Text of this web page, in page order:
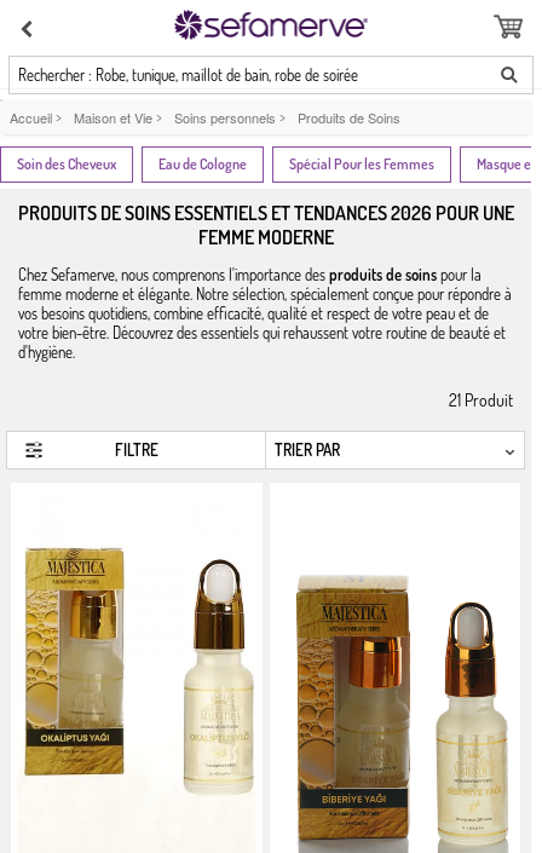
Rechercher : Robe, tunique, maillot de bain, robe de soirée
Accueil > Maison et Vie > Soins personnels > Produits de Soins
Soin des Cheveux Eau de Cologne Spécial Pour les Femmes Masque et
PRODUITS DE SOINS ESSENTIELS ET TENDANCES 2026 POUR UNE
FEMME MODERNE
Chez Sefamerve, nous comprenons l'importance desproduits de soinspour la
femme moderne et élégante. Notre sélection, spécialement conçue pour répondre à
vos besoins quotidiens, combine efficacité, qualité et respect de votre peau et de
votre bien-être. Découvrez des essentiels qui rehaussent votre routine de beauté et
d'hygiène.
21 Produit
FILTRE